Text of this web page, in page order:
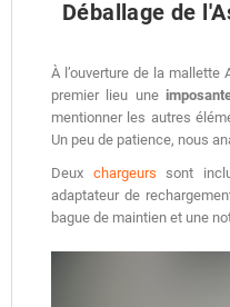
Déballage de
À l’ouverture de la mallette
premier lieu une
mentionner les autres
Un peu de patience, nous
Deux chargeurs sont
adaptateur de
bague de maintien et une